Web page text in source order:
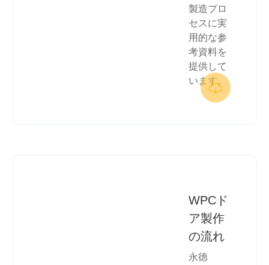
製造プロ
セスに実
用的な参
考資料を
提供して
います。

WPCド
ア製作
の流れ
永徳